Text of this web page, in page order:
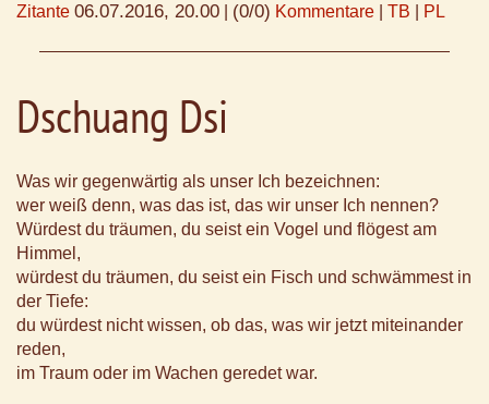
Zitante 06.07.2016, 20.00 (0/0) Kommentare TB PL
Dschuang Dsi
Was wir gegenwärtig als unser Ich bezeichnen:
wer weiß denn, was das ist, das wir unser Ich nennen?
Würdest du träumen, du seist ein Vogel und flögest am
Himmel,
würdest du träumen, du seist ein Fisch und schwämmest in
der Tiefe:
du würdest nicht wissen, ob das, was wir jetzt miteinander
reden,
im Traum oder im Wachen geredet war.